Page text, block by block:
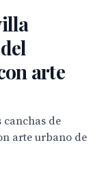
arte
canchas de
arte urbano de